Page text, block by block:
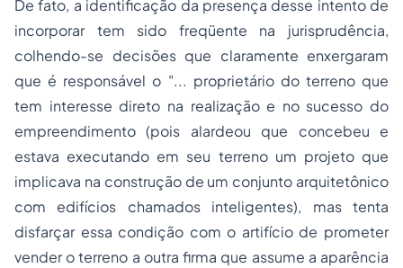
De fato, a identificação da presença desse intento de
incorporar tem sido freqüente na jurisprudência,
colhendo-se decisões que claramente enxergaram
que é responsável o "... proprietário do terreno que
tem interesse direto na realização e no sucesso do
empreendimento (pois alardeou que concebeu e
estava executando em seu terreno um projeto que
implicava na construção de um conjunto arquitetônico
com edifícios chamados inteligentes), mas tenta
disfarçar essa condição com o artifício de prometer
vender o terreno a outra firma que assume a aparência